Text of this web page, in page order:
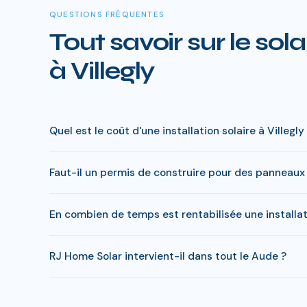
QUESTIONS FRÉQUENTES
Tout savoir sur le
à Villegly
Quel est le coût d'une installation solaire à Villegly
charge peut descendre sous 4 000 € pour une
Faut-il un permis de construire pour des
Home Solar gère toutes ces démarches sans surcoût.
En combien de temps est rentabilisée une
RJ Home Solar intervient-il dans tout le Aude ?